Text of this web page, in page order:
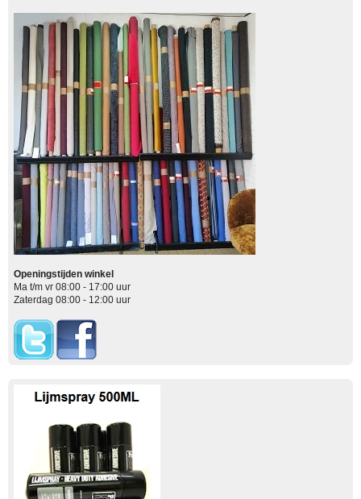
Openingstijden winkel
Ma t/m vr 08:00 - 17:00 uur
Zaterdag 08:00 - 12:00 uur